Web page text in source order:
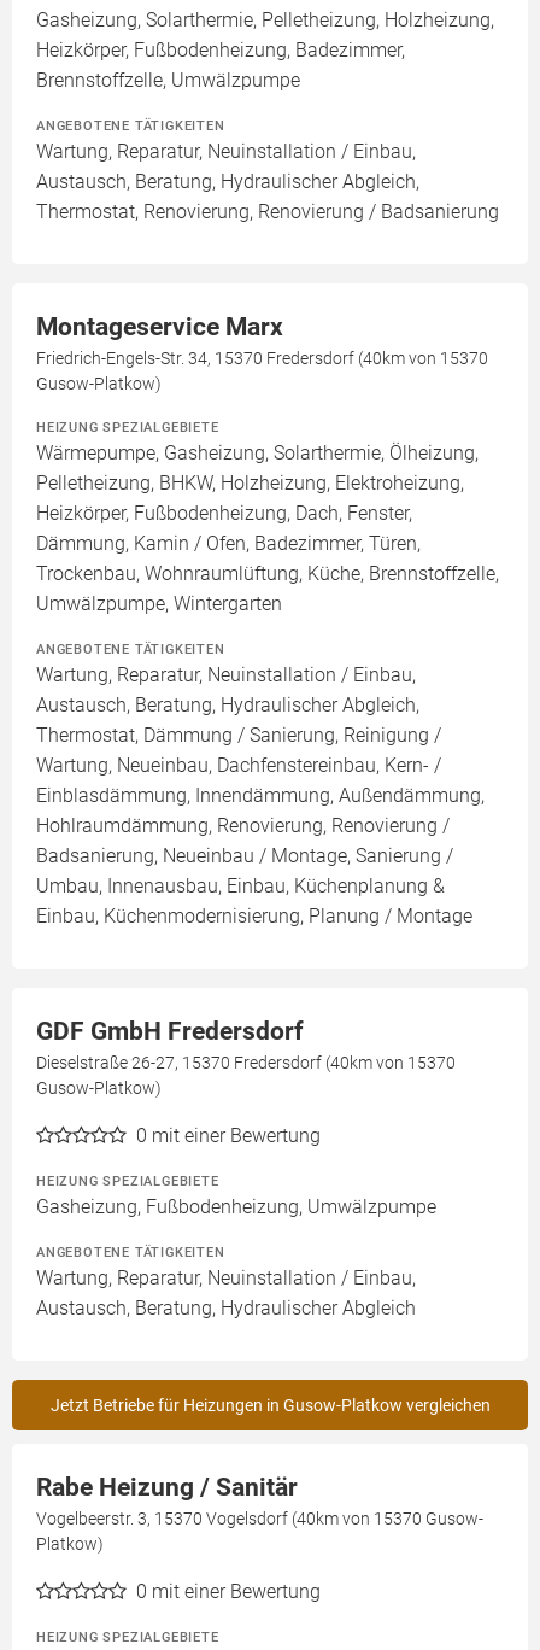
Gasheizung, Solarthermie, Pelletheizung, Holzheizung,
Heizkörper, Fußbodenheizung, Badezimmer,
Brennstoffzelle, Umwälzpumpe
ANGEBOTENE TÄTIGKEITEN
Wartung, Reparatur, Neuinstallation / Einbau,
Austausch, Beratung, Hydraulischer Abgleich,
Thermostat, Renovierung, Renovierung / Badsanierung
Montageservice Marx
Friedrich-Engels-Str. 34, 15370 Fredersdorf (40km von 15370
Gusow-Platkow)
HEIZUNG SPEZIALGEBIETE
Wärmepumpe, Gasheizung, Solarthermie, Ölheizung,
Pelletheizung, BHKW, Holzheizung, Elektroheizung,
Heizkörper, Fußbodenheizung, Dach, Fenster,
Dämmung, Kamin / Ofen, Badezimmer, Türen,
Trockenbau, Wohnraumlüftung, Küche, Brennstoffzelle,
Umwälzpumpe, Wintergarten
ANGEBOTENE TÄTIGKEITEN
Wartung, Reparatur, Neuinstallation / Einbau,
Austausch, Beratung, Hydraulischer Abgleich,
Thermostat, Dämmung / Sanierung, Reinigung /
Wartung, Neueinbau, Dachfenstereinbau, Kern- /
Einblasdämmung, Innendämmung, Außendämmung,
Hohlraumdämmung, Renovierung, Renovierung /
Badsanierung, Neueinbau / Montage, Sanierung /
Umbau, Innenausbau, Einbau, Küchenplanung &
Einbau, Küchenmodernisierung, Planung / Montage
GDF GmbH Fredersdorf
Dieselstraße 26-27, 15370 Fredersdorf (40km von 15370
Gusow-Platkow)
0 mit einer Bewertung
HEIZUNG SPEZIALGEBIETE
Gasheizung, Fußbodenheizung, Umwälzpumpe
ANGEBOTENE TÄTIGKEITEN
Wartung, Reparatur, Neuinstallation / Einbau,
Austausch, Beratung, Hydraulischer Abgleich
Jetzt Betriebe für Heizungen in Gusow-Platkow vergleichen
Rabe Heizung / Sanitär
Vogelbeerstr. 3, 15370 Vogelsdorf (40km von 15370 Gusow-
Platkow)
0 mit einer Bewertung
HEIZUNG SPEZIALGEBIETE